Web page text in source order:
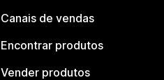
Canais de vendas
Encontrar produtos
Vender produtos